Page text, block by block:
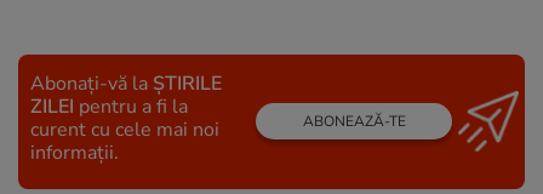
Abonați-vă la ȘTIRILE
ZILEI pentru a fi la
curent cu cele mai noi
informații.
ABONEAZĂ-TE